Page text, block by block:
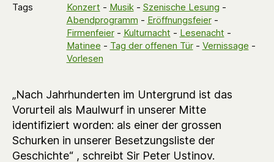
Tags
Konzert - Musik- Szenische Lesung -
Abendprogramm - Eröffnungsfeier-
Firmenfeier- Kulturnacht - Lesenacht -
Matinee - Tag der offenen Tür- Vernissage -
Vorlesen
„Nach Jahrhunderten im Untergrund ist das
Vorurteil als Maulwurf in unserer Mitte
identifiziert worden: als einer der grossen
Schurken in unserer Besetzungsliste der
Geschichte“ , schreibt Sir Peter Ustinov.